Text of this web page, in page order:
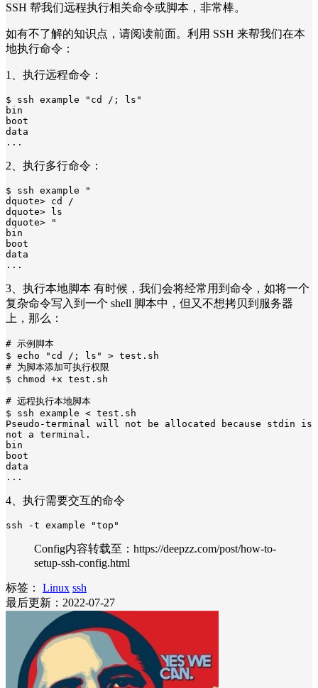
SSH 帮我们远程执行相关命令或脚本，非常棒。
如有不了解的知识点，请阅读前面。利用 SSH 来帮我们在本
地执行命令：
1、执行远程命令：
$ ssh example "cd /; ls"
bin
boot
data
...
2、执行多行命令：
$ ssh example "
dquote> cd /
dquote> ls
dquote> "
bin
boot
data
...
3、执行本地脚本 有时候，我们会将经常用到命令，如将一个
复杂命令写入到一个 shell 脚本中，但又不想拷贝到服务器
上，那么：
# 示例脚本
$ echo "cd /; ls" > test.sh
# 为脚本添加可执行权限
$ chmod +x test.sh
# 远程执行本地脚本
$ ssh example < test.sh
Pseudo-terminal will not be allocated because stdin is
not a terminal.
bin
boot
data
...
4、执行需要交互的命令
ssh -t example "top"
Config内容转载至：https://deepzz.com/post/how-to-
setup-ssh-config.html
标签： Linux ssh
最后更新：2022-07-27